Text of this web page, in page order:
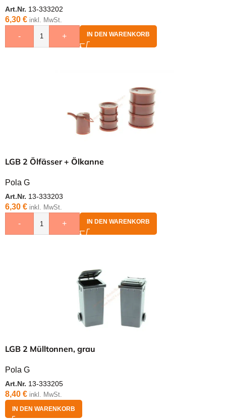
Art.Nr. 13-333202
6,30 € inkl. MwSt.
- + IN DEN WARENKORB
LGB 2 Ölfässer + Ölkanne
Pola G
Art.Nr. 13-333203
6,30 € inkl. MwSt.
- + IN DEN WARENKORB
LGB 2 Mülltonnen, grau
Pola G
Art.Nr. 13-333205
8,40 € inkl. MwSt.
IN DEN WARENKORB